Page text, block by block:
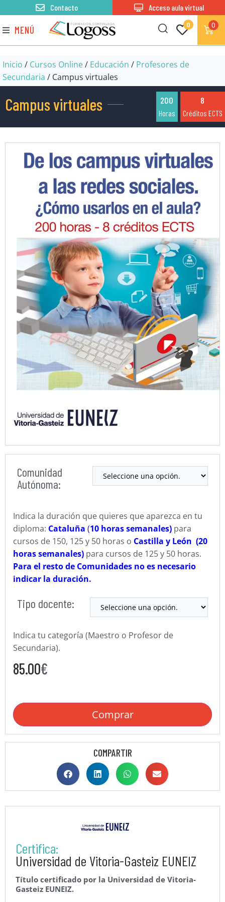
MENÚ 0 0
Contacto Acceso aula virtual
Inicio / Cursos Online/ Educación / Profesores de
Secundaria / Campus virtuales
Campus virtuales 200
Horas
8
Créditos ECTS
Comunidad
Autónoma:
Indica la duración que quieres que aparezca en tu
diploma: Cataluña (10 horas semanales) para
cursos de 150, 125 y 50 horas o Castilla y León (20
horas semanales) para cursos de 125 y 50 horas.
Para el resto de Comunidades no es necesario
indicar la duración.
Tipo docente:
Indica tu categoría (Maestro o Profesor de
Secundaria).
85.00€
Comprar
COMPARTIR
Certifica:
Universidad de Vitoria-Gasteiz EUNEIZ
Título certificado por la Universidad de Vitoria-
Gasteiz EUNEIZ.